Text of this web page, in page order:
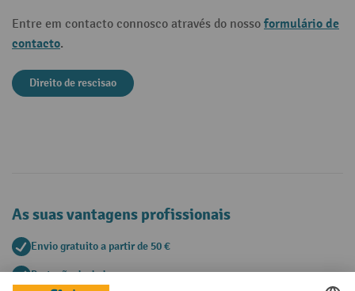
Entre em contacto connosco através do nosso formulário de
contacto.
Direito de rescisao
As suas vantagens profissionais
Envio gratuito a partir de 50 €
Proteção de dados segura